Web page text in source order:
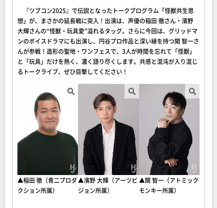
『ツブコン2025』で伝説となったトークプログラム「怪獣共生思
想」が、まさかの延長戦に突入！出演は、声優の稲田 徹さん・濱野
大輝さんの“怪獣・玩具愛”溢れるタッグ。さらに今回は、グリッドマ
ンのボイスドラマにも出演し、円谷プロ作品と深い縁を持つ関 智一さ
んが参戦！造形の聖地・ワンフェスで、3人が時間を忘れて「怪獣」
と「玩具」だけを熱く、濃く語り尽くします。共感と混沌が入り混じ
るトークライブ、ぜひ目撃してください！
▲稲田 徹（青二プロダ
クション所属）
▲濱野 大輝（アーツビ
ジョン所属）
▲関 智一（アトミック
モンキー所属）